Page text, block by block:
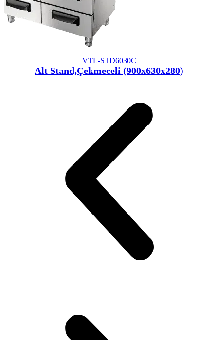
VTL-STD6030C
Alt Stand,Çekmeceli (900x630x280)